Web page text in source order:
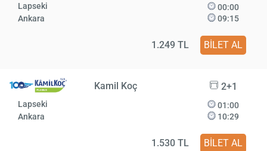
Lapseki
Ankara
00:00
09:15
1.249 TL BİLET AL
Kamil Koç 2+1
Lapseki
Ankara
01:00
10:29
1.530 TL BİLET AL